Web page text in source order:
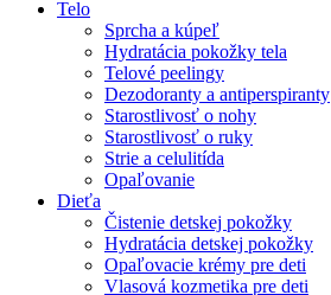
Telo
Sprcha a kúpeľ
Hydratácia pokožky tela
Telové peelingy
Dezodoranty a antiperspiranty
Starostlivosť o nohy
Starostlivosť o ruky
Strie a celulitída
Opaľovanie
Dieťa
Čistenie detskej pokožky
Hydratácia detskej pokožky
Opaľovacie krémy pre deti
Vlasová kozmetika pre deti